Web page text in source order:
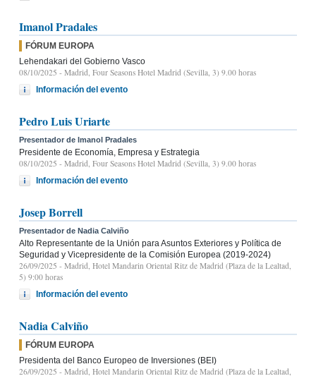
Imanol Pradales
FÓRUM EUROPA
Lehendakari del Gobierno Vasco
08/10/2025 - Madrid, Four Seasons Hotel Madrid (Sevilla, 3) 9.00 horas
Información del evento
Pedro Luis Uriarte
Presentador de Imanol Pradales
Presidente de Economía, Empresa y Estrategia
08/10/2025 - Madrid, Four Seasons Hotel Madrid (Sevilla, 3) 9.00 horas
Información del evento
Josep Borrell
Presentador de Nadia Calviño
Alto Representante de la Unión para Asuntos Exteriores y Política de
Seguridad y Vicepresidente de la Comisión Europea (2019-2024)
26/09/2025 - Madrid, Hotel Mandarin Oriental Ritz de Madrid (Plaza de la Lealtad,
5) 9:00 horas
Información del evento
Nadia Calviño
FÓRUM EUROPA
Presidenta del Banco Europeo de Inversiones (BEI)
26/09/2025 - Madrid, Hotel Mandarin Oriental Ritz de Madrid (Plaza de la Lealtad,